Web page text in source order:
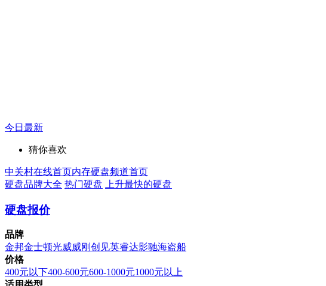
今日最新
猜你喜欢
中关村在线首页内存硬盘频道首页
硬盘品牌大全 热门硬盘 上升最快的硬盘
硬盘报价
品牌
金邦金士顿光威威刚 创见英睿达影驰海盗船
价格
400元以下400-600元600-1000元1000元以上